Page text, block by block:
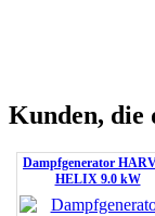
Kunden, die
Dampfgenerator
HELIX 9.0 kW